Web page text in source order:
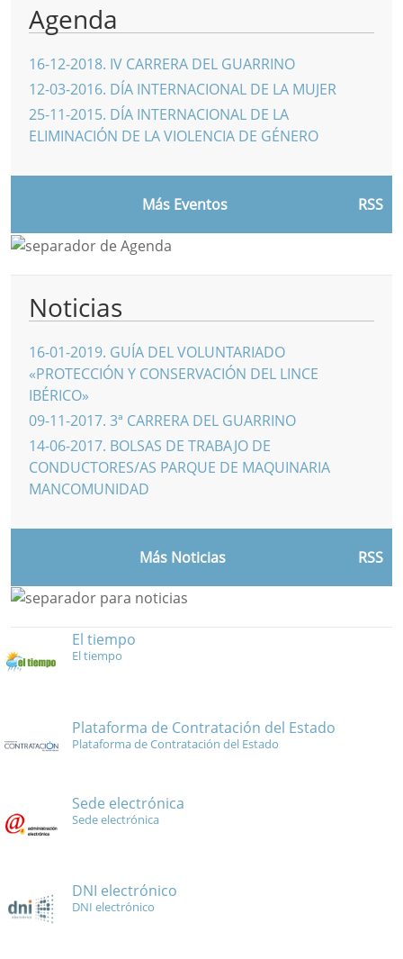
Agenda
16-12-2018. IV CARRERA DEL GUARRINO
12-03-2016. DÍA INTERNACIONAL DE LA MUJER
25-11-2015. DÍA INTERNACIONAL DE LA
ELIMINACIÓN DE LA VIOLENCIA DE GÉNERO
Más Eventos RSS
Noticias
16-01-2019. GUÍA DEL VOLUNTARIADO
«PROTECCIÓN Y CONSERVACIÓN DEL LINCE
IBÉRICO»
09-11-2017. 3ª CARRERA DEL GUARRINO
14-06-2017. BOLSAS DE TRABAJO DE
CONDUCTORES/AS PARQUE DE MAQUINARIA
MANCOMUNIDAD
Más Noticias RSS
El tiempo
El tiempo
Plataforma de Contratación del Estado
Plataforma de Contratación del Estado
Sede electrónica
Sede electrónica
DNI electrónico
DNI electrónico